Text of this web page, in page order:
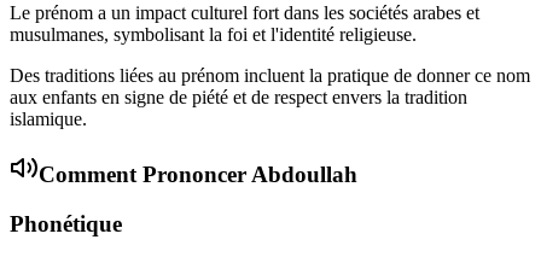
Le prénom a un impact culturel fort dans les sociétés arabes et
musulmanes, symbolisant la foi et l'identité religieuse.
Des traditions liées au prénom incluent la pratique de donner ce nom
aux enfants en signe de piété et de respect envers la tradition
islamique.
Comment Prononcer Abdoullah
Phonétique